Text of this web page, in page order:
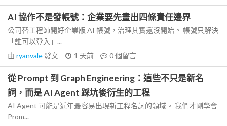
AI 協作不是發帳號：企業要先畫出四條責任邊界
公司替工程師開好企業版 AI 帳號，治理其實還沒開始。 帳號只解決
「誰可以登入」...
由 ryanvale發文 1 天前 0個留言
從 Prompt 到 Graph Engineering：這些不只是新名
詞，而是 AI Agent 踩坑後衍生的工程
AI Agent 可能是近年最容易出現新工程名詞的領域。 我們才剛學會
Prom...